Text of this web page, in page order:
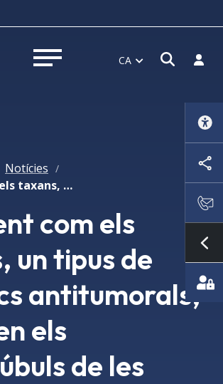
Obrir menú CA Obrir
Notícies /
Entenent com els taxans, un tipus de fàrmacs antitumorals, modulen els microtúbuls de les cèl·lules
com els
un tipus de
antitumorals,
els
de les